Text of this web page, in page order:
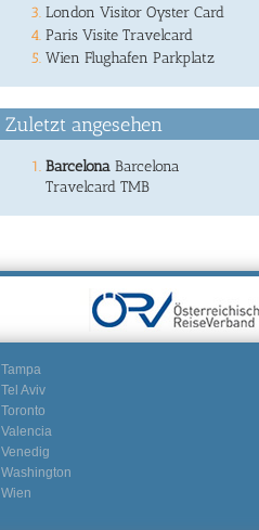
London Visitor Oyster Card
Paris Visite Travelcard
Wien Flughafen Parkplatz
Zuletzt angesehen
Barcelona Barcelona
Travelcard TMB
Tampa
Tel Aviv
Toronto
Valencia
Venedig
Washington
Wien